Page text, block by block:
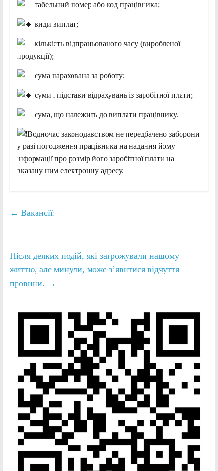
табельний номер або код працівника;
види виплат;
кількість відпрацьованого часу (виробленої
продукції);
сума нарахована за роботу;
суми і підстави відрахувань із заробітної плати;
сума, що належить до виплати працівнику.
Водночас законодавством не передбачено заборони
у разі погодження працівника на надання йому
інформації про розмір його заробітної плати на
вказану ним електронну адресу.
← Вакансії:
Після деяких подій, які загрожували нашому
життю, але минули, може з’явитися відчуття
провини. →